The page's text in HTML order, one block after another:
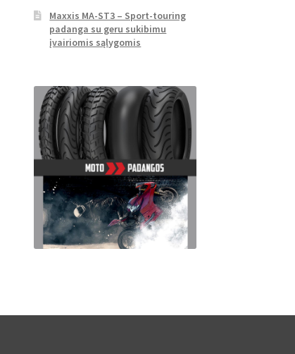
Maxxis MA-ST3 – Sport-touring
padanga su geru sukibimu
įvairiomis sąlygomis